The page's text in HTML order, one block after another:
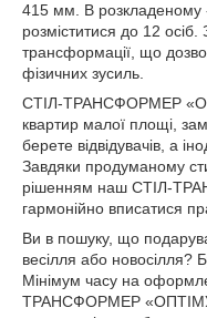
415 мм. В розкладеному
розміститися до 12
трансформації, що
фізичних зусиль.
СТІЛ-ТРАНСФОРМЕР
квартир малої площі,
берете відвідувачів, а
Завдяки продуманому
рішенням наш СТІЛ-
гармонійно вписатися
Ви в пошуку, що
весілля або новосілля?
Мінімум часу на
ТРАНСФОРМЕР